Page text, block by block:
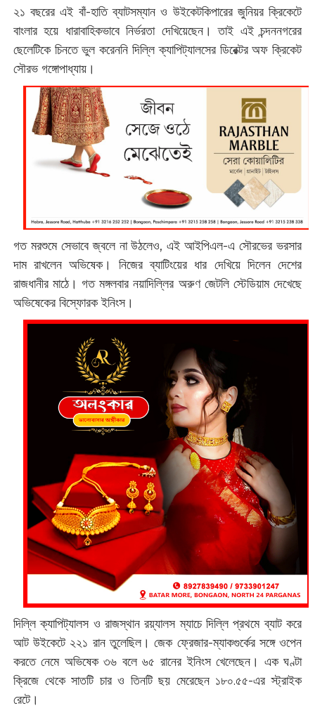
২১ বছরের এই বাঁ-হাতি ব্যাটসম্যান ও উইকেটকিপারের জুনিয়র ক্রিকেটে
বাংলার হয়ে ধারাবাহিকভাবে নির্ভরতা দেখিয়েছেন। তাই এই চন্দননগরের
ছেলেটিকে চিনতে ভুল করেননি দিল্লি ক্যাপিট্যালসের ডিরেক্টর অফ ক্রিকেট
সৌরভ গঙ্গোপাধ্যায়।
গত মরশুমে সেভাবে জ্বলে না উঠলেও, এই আইপিএল-এ সৌরভের ভরসার
দাম রাখলেন অভিষেক। নিজের ব্যাটিংয়ের ধার দেখিয়ে দিলেন দেশের
রাজধানীর মাঠে। গত মঙ্গলবার নয়াদিল্লির অরুণ জেটলি স্টেডিয়াম দেখেছে
অভিষেকের বিস্ফোরক ইনিংস।
দিল্লি ক্যাপিট্যালস ও রাজস্থান রয়্যালস ম্যাচে দিল্লি প্রথমে ব্যাট করে
আট উইকেটে ২২১ রান তুলেছিল। জেক ফ্রেজার-ম্যাকগুর্কের সঙ্গে ওপেন
করতে নেমে অভিষেক ৩৬ বলে ৬৫ রানের ইনিংস খেলেছেন। এক ঘণ্টা
ক্রিজে থেকে সাতটি চার ও তিনটি ছয় মেরেছেন ১৮০.৫৫-এর স্ট্রাইক
রেটে।